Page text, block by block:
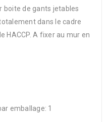
boite de gants jetables
dans le cadre
HACCP. A fixer au mur en
emballage: 1